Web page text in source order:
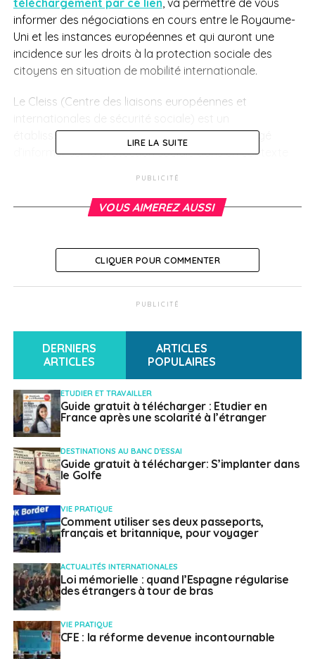
informer des négociations en cours entre le Royaume-
Uni et les instances européennes et qui auront une
incidence sur les droits à la protection sociale des
citoyens en situation de mobilité internationale.
Le Cleiss (Centre des liaisons européennes et
établissement public national, notamment chargé
d’informer sur la protection sociale dans un contexte
ministre chargé du Budget.
Il n’y aura pas d’aires marines australes
protégées…
1re édition du Forum de Paris sur la Paix
Français à l'étranger
LIRE LA SUITE
PUBLICITÉ
VOUS AIMEREZ AUSSI
CLIQUER POUR COMMENTER
PUBLICITÉ
DERNIERS
ARTICLES
ARTICLES
POPULAIRES
ETUDIER ET TRAVAILLER
Guide gratuit à télécharger : Etudier en
France après une scolarité à l’étranger
DESTINATIONS AU BANC D'ESSAI
Guide gratuit à télécharger: S’implanter dans
le Golfe
VIE PRATIQUE
Comment utiliser ses deux passeports,
français et britannique, pour voyager
ACTUALITÉS INTERNATIONALES
Loi mémorielle : quand l’Espagne régularise
des étrangers à tour de bras
VIE PRATIQUE
CFE : la réforme devenue incontournable